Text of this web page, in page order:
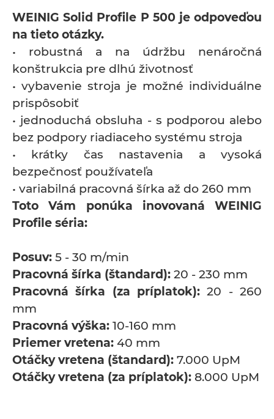
WEINIG Solid Profile P 500 je odpoveďou
na tieto otázky.
• robustná a na údržbu nenáročná
konštrukcia pre dlhú životnosť
• vybavenie stroja je možné individuálne
prispôsobiť
• jednoduchá obsluha - s podporou alebo
bez podpory riadiaceho systému stroja
• krátky čas nastavenia a vysoká
bezpečnosť používateľa
• variabilná pracovná šírka až do 260 mm
Toto Vám ponúka inovovaná WEINIG
Profile séria:
Posuv: 5 - 30 m/min
Pracovná šírka (štandard): 20 - 230 mm
Pracovná šírka (za príplatok): 20 - 260
mm
Pracovná výška: 10-160 mm
Priemer vretena: 40 mm
Otáčky vretena (štandard): 7.000 UpM
Otáčky vretena (za príplatok): 8.000 UpM